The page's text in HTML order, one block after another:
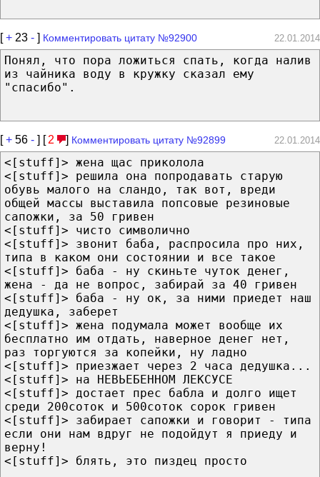
[+ 23 - ] Комментировать цитату №92900 22.01.2014
Понял, что пора ложиться спать, когда налив
из чайника воду в кружку сказал ему
"спасибо".
[+ 56 - ] [ 2 ] Комментировать цитату №92899 22.01.2014
<[stuff]> жена щас приколола
<[stuff]> решила она попродавать старую
обувь малого на сландо, так вот, вреди
общей массы выставила попсовые резиновые
сапожки, за 50 гривен
<[stuff]> чисто символично
<[stuff]> звонит баба, распросила про них,
типа в каком они состоянии и все такое
<[stuff]> баба - ну скиньте чуток денег,
жена - да не вопрос, забирай за 40 гривен
<[stuff]> баба - ну ок, за ними приедет наш
дедушка, заберет
<[stuff]> жена подумала может вообще их
бесплатно им отдать, наверное денег нет,
раз торгуются за копейки, ну ладно
<[stuff]> приезжает через 2 часа дедушка...
<[stuff]> на НЕВЬЕБЕННОМ ЛЕКСУСЕ
<[stuff]> достает прес бабла и долго ищет
среди 200соток и 500соток сорок гривен
<[stuff]> забирает сапожки и говорит - типа
если они нам вдруг не подойдут я приеду и
верну!
<[stuff]> блять, это пиздец просто